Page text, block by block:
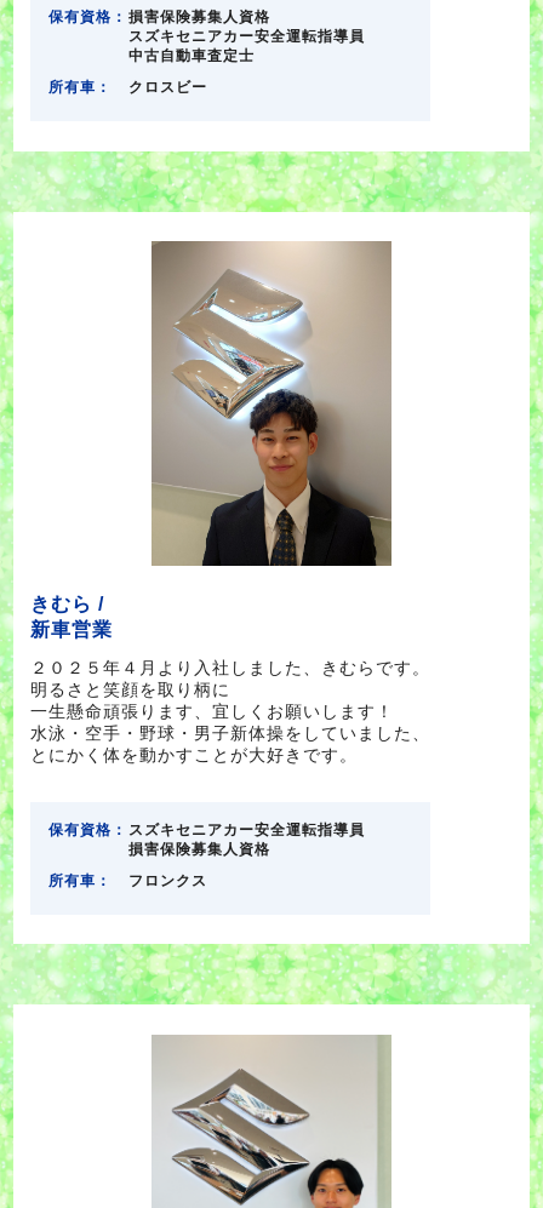
保有資格： 損害保険募集人資格
スズキセニアカー安全運転指導員
中古自動車査定士
所有車：
クロスビー
きむら /
新車営業
２０２５年４月より入社しました、きむらです。
明るさと笑顔を取り柄に
一生懸命頑張ります、宜しくお願いします！
水泳・空手・野球・男子新体操をしていました、
とにかく体を動かすことが大好きです。
保有資格： スズキセニアカー安全運転指導員
損害保険募集人資格
所有車：
フロンクス